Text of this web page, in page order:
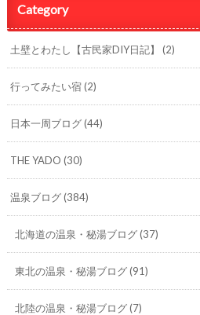
Category
土壁とわたし【古民家DIY日記】 (2)
行ってみたい宿(2)
日本一周ブログ(44)
THE YADO (30)
温泉ブログ(384)
北海道の温泉・秘湯ブログ(37)
東北の温泉・秘湯ブログ(91)
北陸の温泉・秘湯ブログ(7)